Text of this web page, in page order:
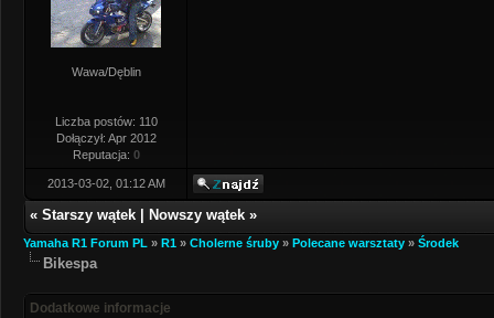
Wawa/Dęblin
Liczba postów: 110
Dołączył: Apr 2012
Reputacja: 0
2013-03-02, 01:12 AM
« Starszy wątek Nowszy wątek »
Yamaha R1 Forum PL » R1 » Cholerne śruby » Polecane warsztaty » Środek
Bikespa
Dodatkowe informacje